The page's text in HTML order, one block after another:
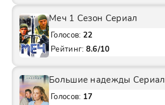
Меч 1 Сезон Сериал
Голосов: 22
Рейтинг: 8.6/10
Большие надежды Сериал
Голосов: 17